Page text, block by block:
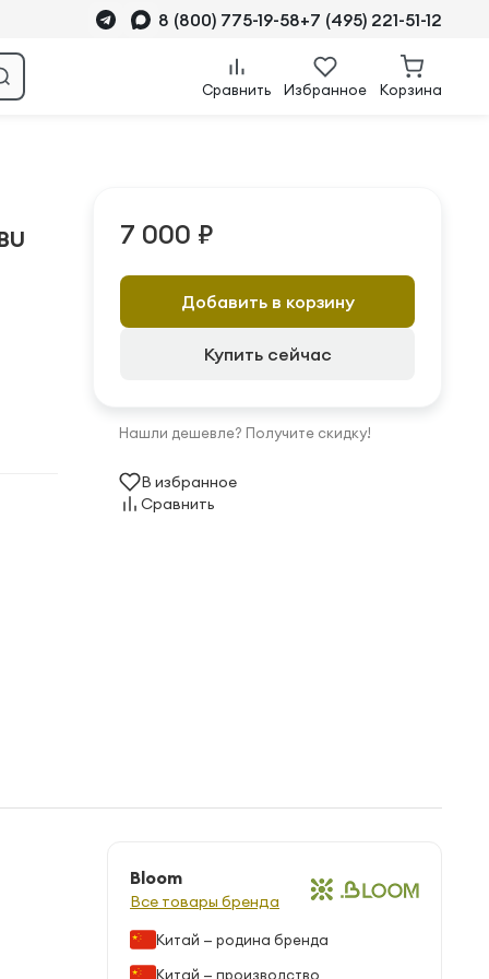
8 (800) 775-19-58+7 (495) 221-51-12
Сравнить Избранное Корзина
7 000 ₽
Добавить в корзину
Купить сейчас
Нашли дешевле? Получите скидку!
В избранное
Сравнить
Bloom
Все товары бренда
Китай — родина бренда
Китай — производство